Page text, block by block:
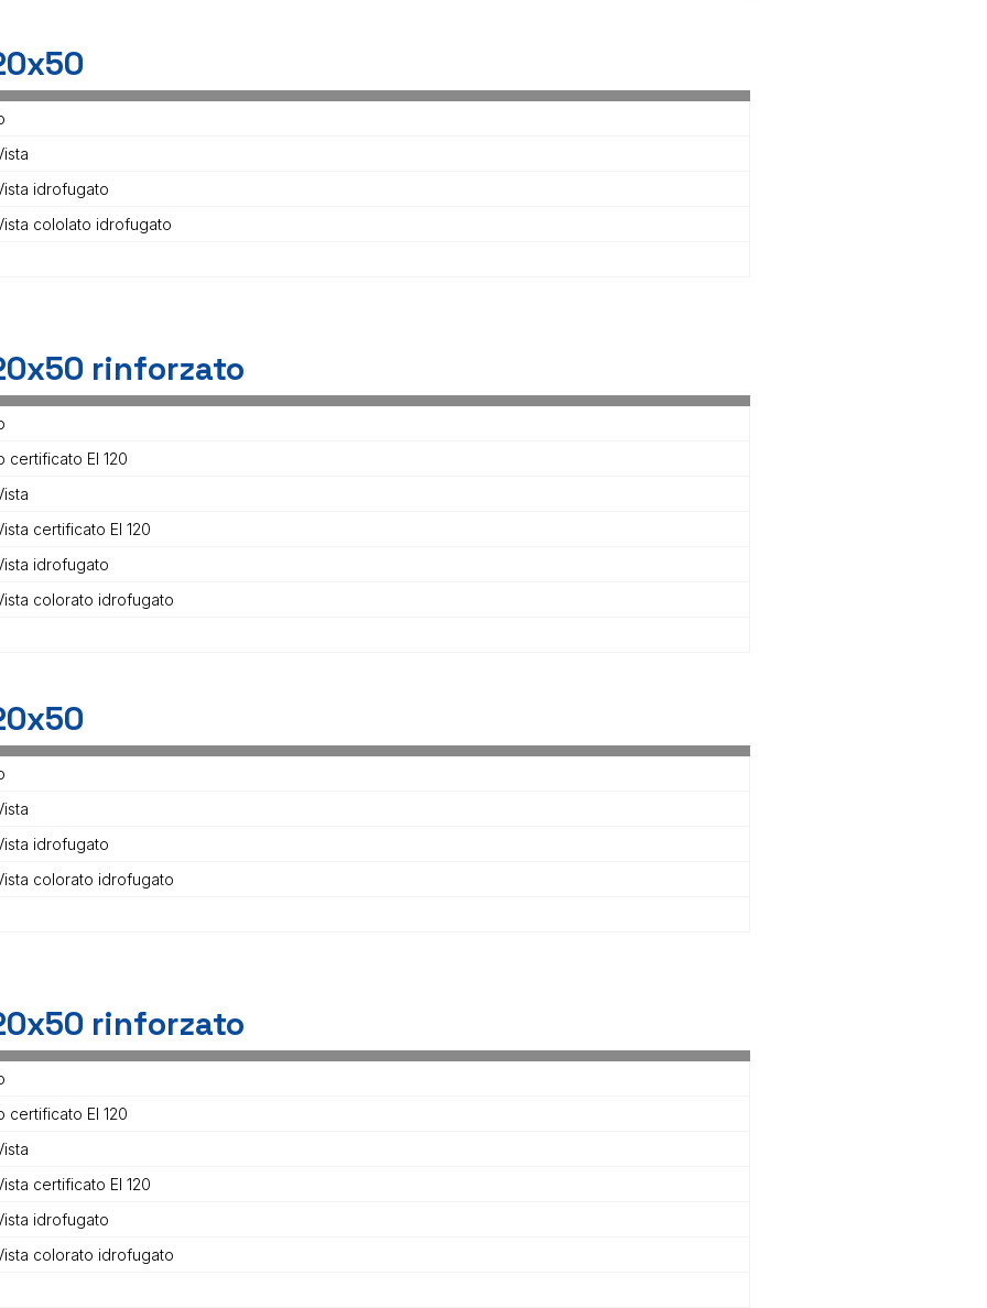
idrofugato
cololato idrofugato
rinforzato
certificato EI 120
certificato EI 120
idrofugato
colorato idrofugato
idrofugato
colorato idrofugato
rinforzato
certificato EI 120
certificato EI 120
idrofugato
colorato idrofugato